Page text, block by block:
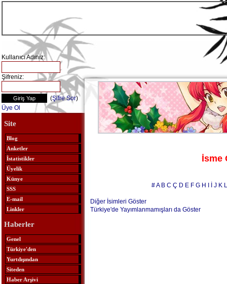
Kullanıcı Adınız:
Şifreniz:
(Şifre Sor)
Üye Ol
Site
Blog
Anketler
İstatistikler
Üyelik
Künye
SSS
E-mail
Linkler
Haberler
Genel
Türkiye'den
Yurtdışından
Siteden
Haber Arşivi
İsme
#A B C Ç D E F G H J K L
Diğer İsimleri Göster
Türkiye'de Yayımlanmamışları da Göster